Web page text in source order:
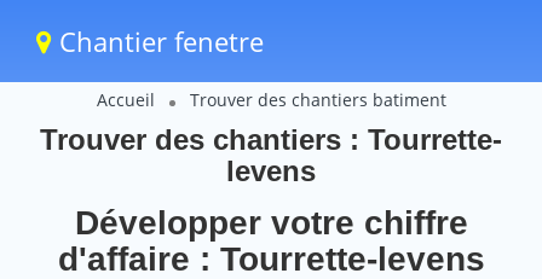
Chantier fenetre
Accueil Trouver des chantiers batiment
Trouver des chantiers : Tourrette-
levens
Développer votre chiffre
d'affaire : Tourrette-levens